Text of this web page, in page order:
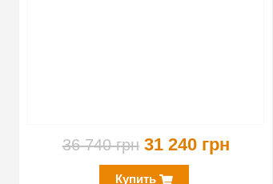
36 740 грн 31 240 грн
Купить